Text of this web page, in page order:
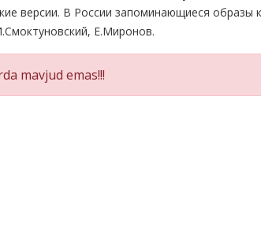
версии. В России запоминающиеся образы
Е.Миронов.
mavjud emas!!!